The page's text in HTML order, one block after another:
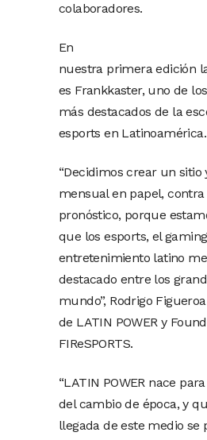
colaboradores.
En
nuestra primera edición
es Frankkaster, uno de
más destacados de la
esports en Latinoamérica.
“Decidimos crear un sitio
mensual en papel, contra
pronóstico, porque
que los esports, el
entretenimiento latino
destacado entre los
mundo”, Rodrigo
de LATIN POWER y
FIReSPORTS.
“LATIN POWER nace
del cambio de época, y
llegada de este medio se